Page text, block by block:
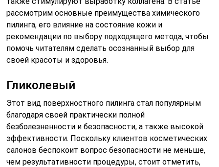
рассмотрим основные преимущества химического
пилинга, его влияние на состояние кожи и
рекомендации по выбору подходящего метода, чтобы
помочь читателям сделать осознанный выбор для
своей красоты и здоровья.
Гликолевый
Этот вид поверхностного пилинга стал популярным
благодаря своей практически полной
безболезненности и безопасности, а также высокой
эффективности. Поскольку клиентов косметических
салонов беспокоит вопрос безопасности не меньше,
чем результативности процедуры, стоит отметить,